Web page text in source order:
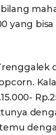
bilang
yang